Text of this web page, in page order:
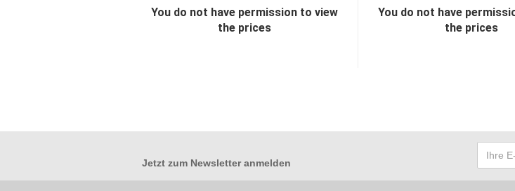
You do not have permission to view
the prices
You do not have
the prices
Jetzt zum Newsletter anmelden